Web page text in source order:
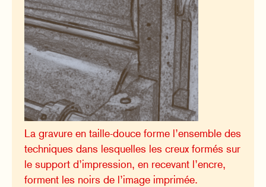
La gravure en taille-douce forme l’ensemble des
techniques dans lesquelles les creux formés sur
le support d’impression, en recevant l’encre,
forment les noirs de l’image imprimée.